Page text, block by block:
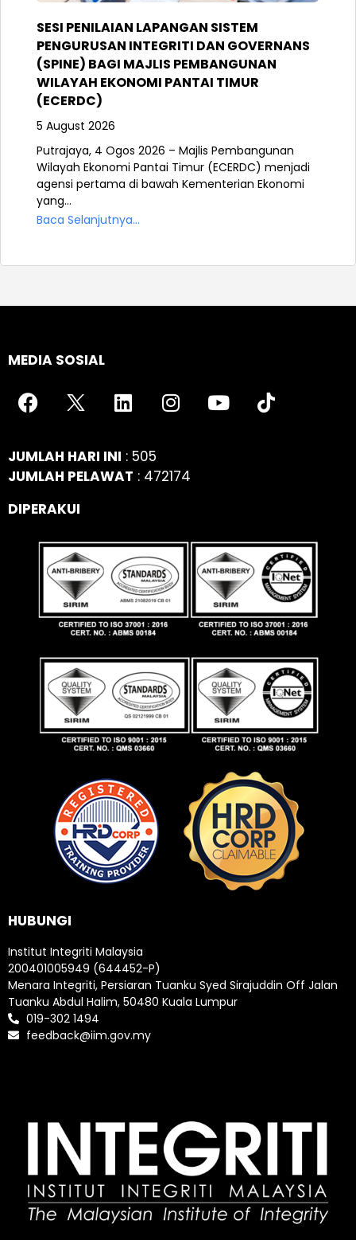
SESI PENILAIAN LAPANGAN SISTEM
PENGURUSAN INTEGRITI DAN GOVERNANS
(SPINE) BAGI MAJLIS PEMBANGUNAN
WILAYAH EKONOMI PANTAI TIMUR
(ECERDC)
5 August 2026
Putrajaya, 4 Ogos 2026 – Majlis Pembangunan
Wilayah Ekonomi Pantai Timur (ECERDC) menjadi
agensi pertama di bawah Kementerian Ekonomi
yang...
Baca Selanjutnya...
MEDIA SOSIAL
JUMLAH HARI INI : 505
JUMLAH PELAWAT : 472174
DIPERAKUI
HUBUNGI
Institut Integriti Malaysia
200401005949 (644452-P)
Menara Integriti, Persiaran Tuanku Syed Sirajuddin Off Jalan
Tuanku Abdul Halim, 50480 Kuala Lumpur
019-302 1494
feedback@iim.gov.my